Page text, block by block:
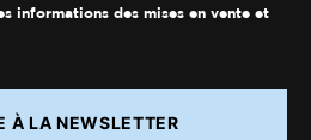
informations des mises en vente et
À LA NEWSLETTER